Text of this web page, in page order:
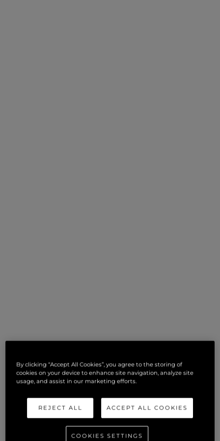
By clicking “Accept All Cookies”, you agree to the storing of
cookies on your device to enhance site navigation, analyze site
usage, and assist in our marketing efforts.
REJECT ALL ACCEPT ALL COOKIES
COOKIES SETTINGS